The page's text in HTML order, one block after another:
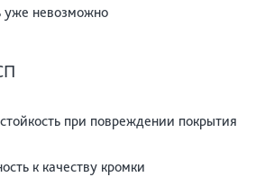
уже невозможно
при повреждении покрытия
к качеству кромки